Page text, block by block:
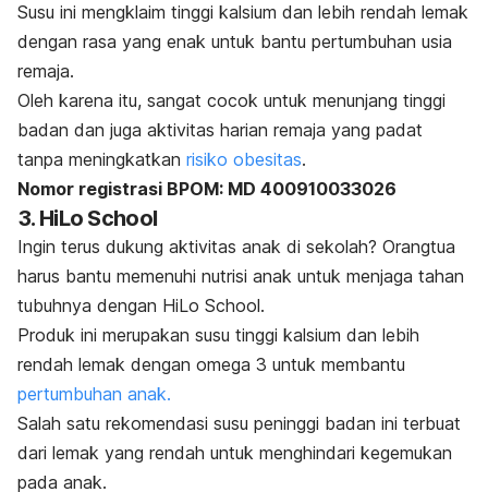
Susu ini mengklaim tinggi kalsium dan lebih rendah lemak
dengan rasa yang enak untuk bantu pertumbuhan usia
remaja.
Oleh karena itu, sangat cocok untuk menunjang tinggi
badan dan juga aktivitas harian remaja yang padat
tanpa meningkatkan risiko obesitas.
Nomor registrasi BPOM: MD 400910033026
3. HiLo School
Ingin terus dukung aktivitas anak di sekolah? Orangtua
harus bantu memenuhi nutrisi anak untuk menjaga tahan
tubuhnya dengan HiLo School.
Produk ini merupakan susu tinggi kalsium dan lebih
rendah lemak dengan omega 3 untuk membantu
pertumbuhan anak.
Salah satu rekomendasi susu peninggi badan ini terbuat
dari lemak yang rendah untuk menghindari kegemukan
pada anak.